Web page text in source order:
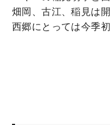
畑岡、古江、稲見は
西郷にとっては今季